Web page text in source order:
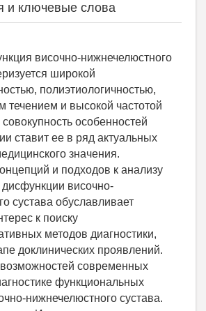
и ключевые слова
височно-нижнечелюстного
широкой
полиэтиологичностью,
течением и высокой частотой
особенностей
ставит ее в ряд актуальных
значения.
и подходов к анализу
дисфункции височно-
сустава обуславливает
к поиску
методов диагностики,
доклинических проявлений.
современных
функциональных
нижнечелюстного сустава.